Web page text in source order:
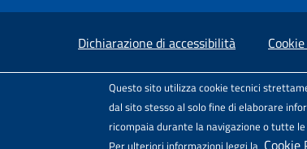
Questo sito utilizza cookie tecnici
dal sito stesso al solo fine di elaborare
ricompaia durante la navigazione o tutte
Per ulteriori informazioni leggi la Cookie
Small prints
Dichiarazione di accessibilità
TestSito realizzato e distribuito da
Il modello di sito è